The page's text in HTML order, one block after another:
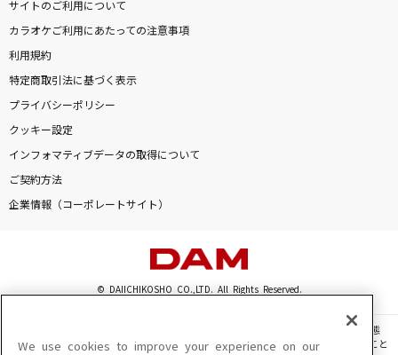
土子勝也
シン・一曲目
ゴールデンボンバー
[生音]背中越しのチャンス
もっと見る
サイトのご利用について
カラオケご利用にあたっての注意事項
利用規約
特定商取引法に基づく表示
プライバシーポリシー
クッキー設定
インフォマティブデータの取得について
ご契約方法
企業情報（コーポレートサイト）
© DAIICHIKOSHO CO.,LTD. All Rights Reserved.
このサイトに掲載されている一切の文章・画像・写真・動画・音声等を、手段や形態
を問わず、著作権法の定める範囲を超えて無断で複製、転載、ファイル化などすること
We use cookies to improve your experience on our